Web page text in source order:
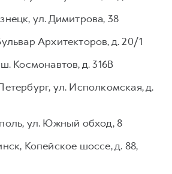
ул. Димитрова, 38
Архитекторов, д. 20/1
Космонавтов, д. 316В
ул. Исполкомская, д.
ул. Южный обход, 8
Копейское шоссе, д. 88,